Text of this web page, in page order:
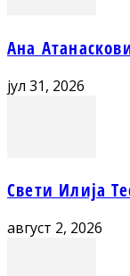
Ана
јул 31, 2026
Свети Илија
август 2, 2026